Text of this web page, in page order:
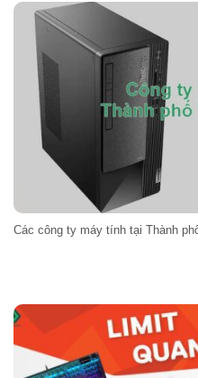
Các công ty máy tính tại Thành